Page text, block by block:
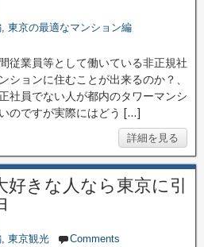
, 東京の最適なマンション編
従業員等として働いている非正規社
ションに住むことが出来るのか？、
社員でない人が都内のタワーマンシ
のですが実際にはどう […]
詳細を見る
きな人なら東京に引
, 東京観光 Comments